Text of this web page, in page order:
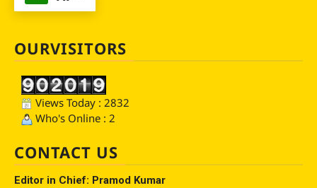
OURVISITORS
Views Today : 2832
Who's Online : 2
CONTACT US
Editor in Chief: Pramod Kumar